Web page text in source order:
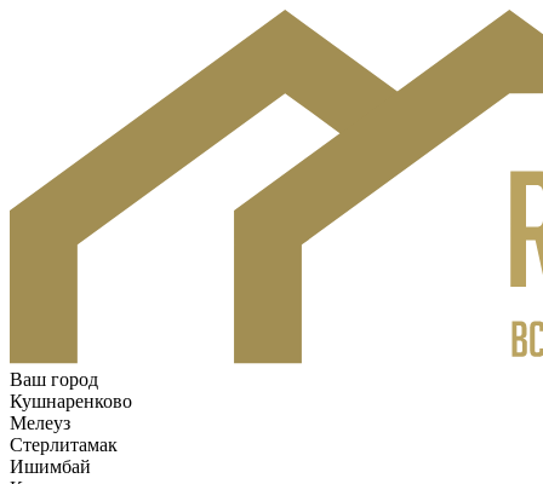
Ваш город
Кушнаренково
Мелеуз
Стерлитамак
Ишимбай